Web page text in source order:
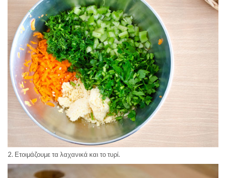
2. Ετοιμάζουμε τα λαχανικά και το τυρί.